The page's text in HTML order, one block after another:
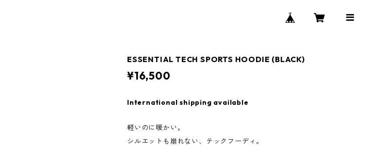
ESSENTIAL TECH SPORTS HOODIE (BLACK)
¥16,500
International shipping available
軽いのに暖かい。
シルエットも崩れない、テックフーディ。